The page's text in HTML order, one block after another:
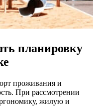
планировку
проживания и
При рассмотрении
жилую и